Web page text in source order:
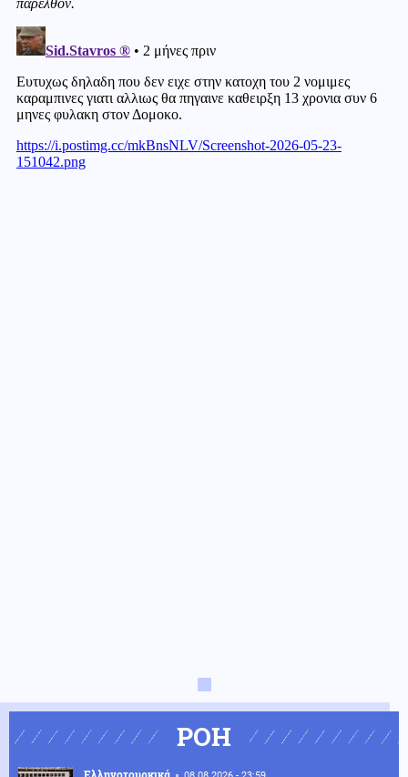
ΡΟΗ
Ελληνοτουρκικά